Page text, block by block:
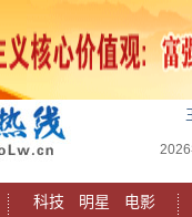
2026
科技 明星
电影